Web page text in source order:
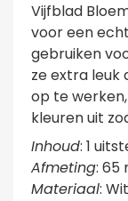
Vijfblad
voor een
gebruiken
ze extra leuk
op te
kleuren uit
Inhoud: 1
Afmeting: 65
Materiaal: